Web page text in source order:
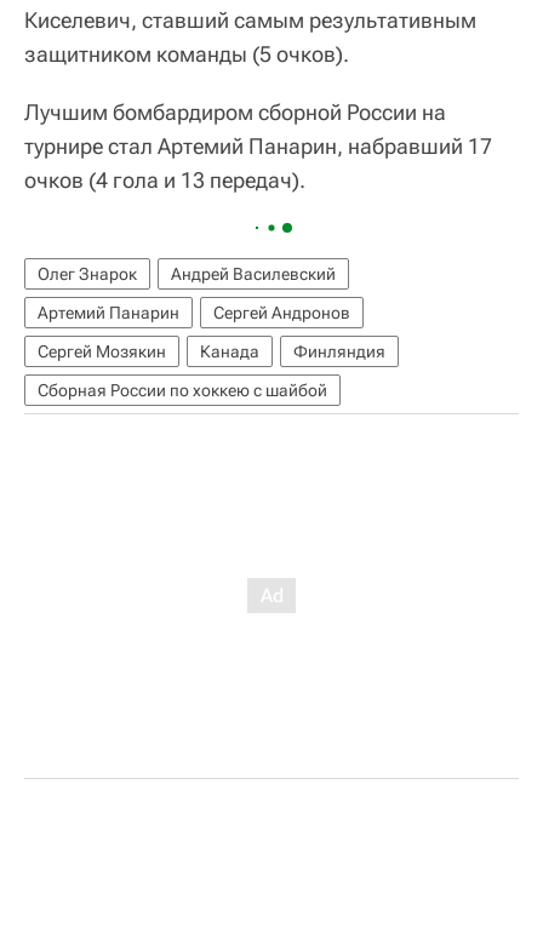
Киселевич, ставший самым результативным
защитником команды (5 очков).
Лучшим бомбардиром сборной России на
турнире стал Артемий Панарин, набравший 17
очков (4 гола и 13 передач).
Олег Знарок
Андрей Василевский
Артемий Панарин
Сергей Андронов
Сергей Мозякин
Канада
Финляндия
Сборная России по хоккею с шайбой